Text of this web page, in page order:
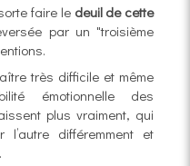
faire le deuil de cette
par un "troisième
très difficile et même
émotionnelle des
plus vraiment, qui
l’autre différemment et